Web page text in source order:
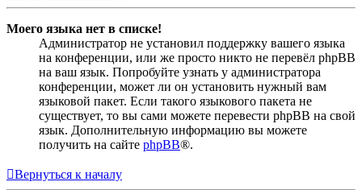
Моего языка нет в списке!
Администратор не установил поддержку вашего языка
на конференции, или же просто никто не перевёл phpBB
на ваш язык. Попробуйте узнать у администратора
конференции, может ли он установить нужный вам
языковой пакет. Если такого языкового пакета не
существует, то вы сами можете перевести phpBB на свой
язык. Дополнительную информацию вы можете
получить на сайте phpBB®.
Вернуться к началу